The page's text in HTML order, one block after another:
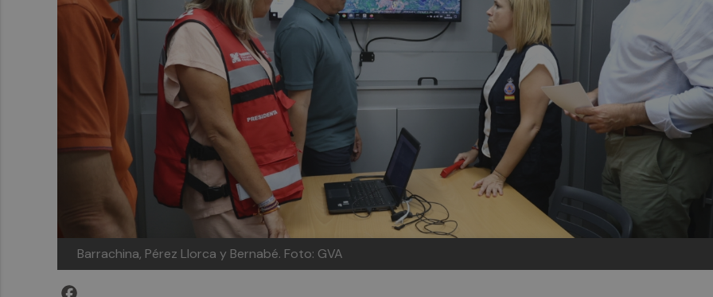
Barrachina, Pérez Llorca y Bernabé. Foto: GVA